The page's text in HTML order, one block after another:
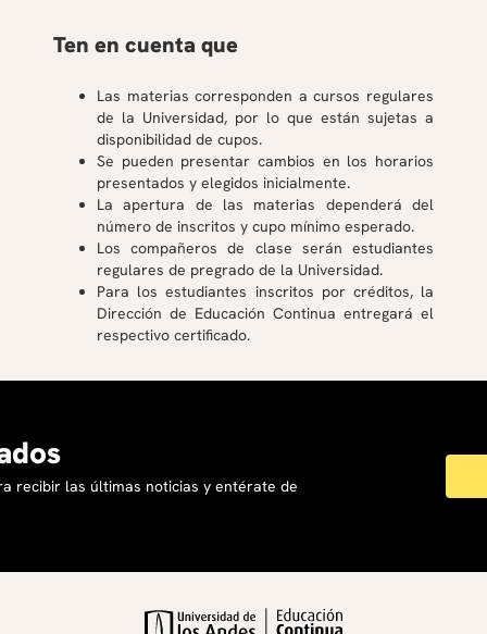
Ten en cuenta que
Las materias corresponden a cursos regulares
de la Universidad, por lo que están sujetas a
disponibilidad de cupos.
Se pueden presentar cambios en los horarios
presentados y elegidos inicialmente.
La apertura de las materias dependerá del
número de inscritos y cupo mínimo esperado.
Los compañeros de clase serán estudiantes
regulares de pregrado de la Universidad.
Para los estudiantes inscritos por créditos, la
Dirección de Educación Continua entregará el
respectivo certificado.
recibir las últimas noticias y entérate de